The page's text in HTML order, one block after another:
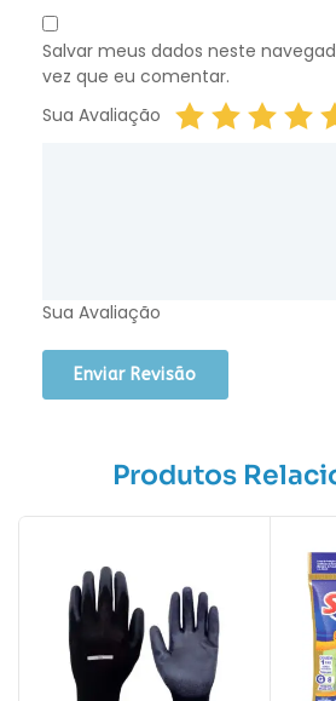
Salvar meus dados neste
vez que eu comentar.
Sua Avaliação
Sua Avaliação
Produtos